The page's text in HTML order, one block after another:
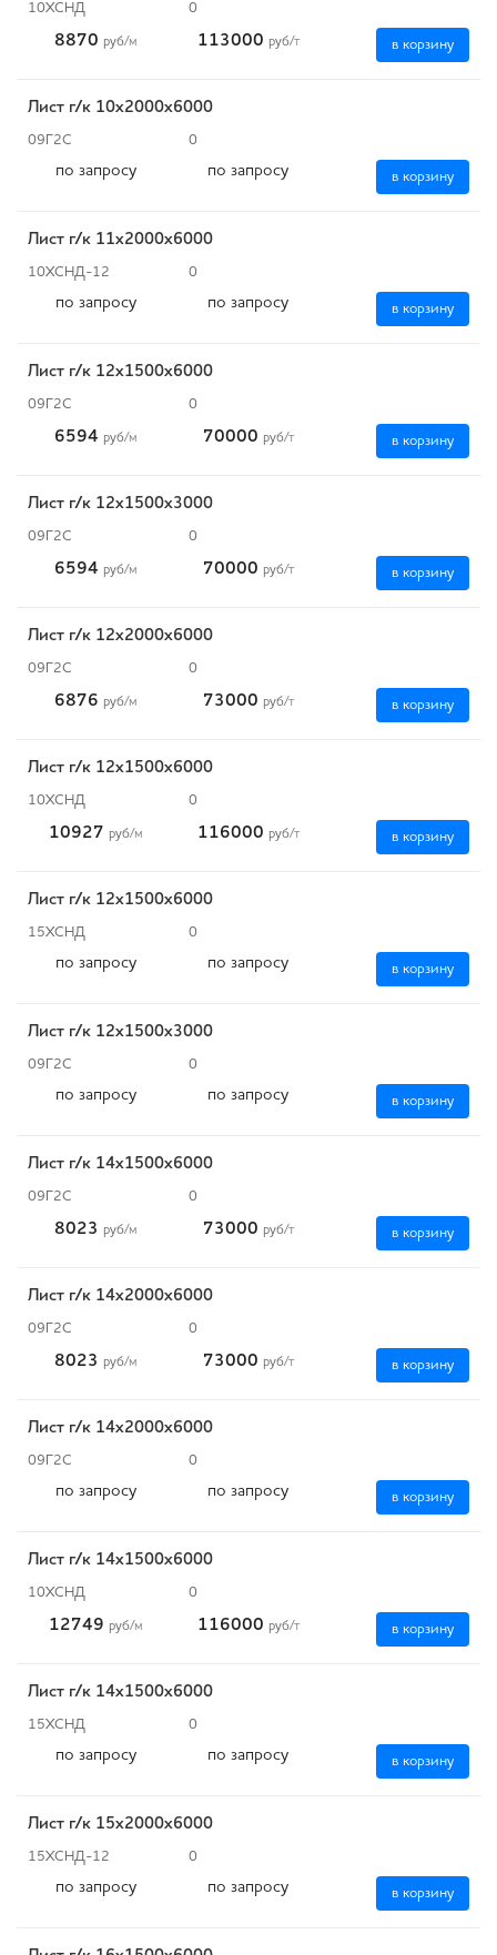
10ХСНД 0
8870 руб/м 113000 руб/т в корзину
Лист г/к 10х2000х6000
09Г2С 0
по запросу по запросу в корзину
Лист г/к 11х2000х6000
10ХСНД-12 0
по запросу по запросу в корзину
Лист г/к 12х1500х6000
09Г2С 0
6594 руб/м 70000 руб/т в корзину
Лист г/к 12х1500х3000
09Г2С 0
6594 руб/м 70000 руб/т в корзину
Лист г/к 12х2000х6000
09Г2С 0
6876 руб/м 73000 руб/т в корзину
Лист г/к 12х1500х6000
10ХСНД 0
10927 руб/м 116000 руб/т в корзину
Лист г/к 12х1500х6000
15ХСНД 0
по запросу по запросу в корзину
Лист г/к 12x1500х3000
09Г2С 0
по запросу по запросу в корзину
Лист г/к 14х1500х6000
09Г2С 0
8023 руб/м 73000 руб/т в корзину
Лист г/к 14х2000х6000
09Г2С 0
8023 руб/м 73000 руб/т в корзину
Лист г/к 14х2000х6000
09Г2С 0
по запросу по запросу в корзину
Лист г/к 14х1500х6000
10ХСНД 0
12749 руб/м 116000 руб/т в корзину
Лист г/к 14х1500х6000
15ХСНД 0
по запросу по запросу в корзину
Лист г/к 15х2000х6000
15ХСНД-12 0
по запросу по запросу в корзину